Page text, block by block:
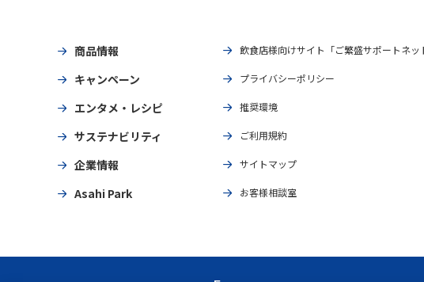
商品情報
キャンペーン
エンタメ・レシピ
サステナビリティ
企業情報
Asahi Park
飲食店様向けサイト「ご繁盛サポートネッ
プライバシーポリシー
推奨環境
ご利用規約
サイトマップ
お客様相談室